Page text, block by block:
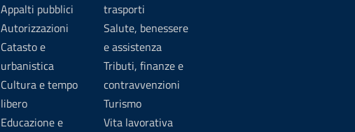
Appalti pubblici
Autorizzazioni
Catasto e
urbanistica
Cultura e tempo
libero
Educazione e
trasporti
Salute, benessere
e assistenza
Tributi, finanze e
contravvenzioni
Turismo
Vita lavorativa